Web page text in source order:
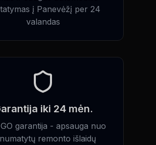
į Panevėžį per 24
valandas
iki 24 mėn.
garantija - apsauga nuo
remonto išlaidų